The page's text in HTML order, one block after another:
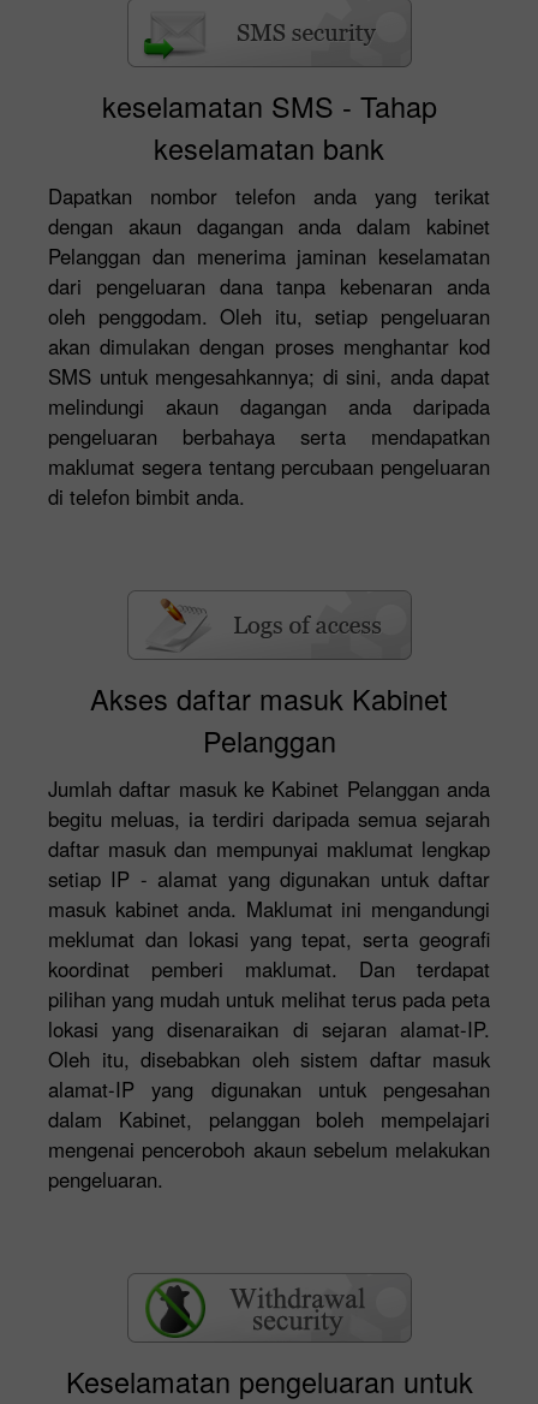
keselamatan SMS - Tahap
keselamatan bank
Dapatkan nombor telefon anda yang terikat
dengan akaun dagangan anda dalam kabinet
Pelanggan dan menerima jaminan keselamatan
dari pengeluaran dana tanpa kebenaran anda
oleh penggodam. Oleh itu, setiap pengeluaran
akan dimulakan dengan proses menghantar kod
SMS untuk mengesahkannya; di sini, anda dapat
melindungi akaun dagangan anda daripada
pengeluaran berbahaya serta mendapatkan
maklumat segera tentang percubaan pengeluaran
di telefon bimbit anda.
Akses daftar masuk Kabinet
Pelanggan
Jumlah daftar masuk ke Kabinet Pelanggan anda
begitu meluas, ia terdiri daripada semua sejarah
daftar masuk dan mempunyai maklumat lengkap
setiap IP - alamat yang digunakan untuk daftar
masuk kabinet anda. Maklumat ini mengandungi
meklumat dan lokasi yang tepat, serta geografi
koordinat pemberi maklumat. Dan terdapat
pilihan yang mudah untuk melihat terus pada peta
lokasi yang disenaraikan di sejaran alamat-IP.
Oleh itu, disebabkan oleh sistem daftar masuk
alamat-IP yang digunakan untuk pengesahan
dalam Kabinet, pelanggan boleh mempelajari
mengenai penceroboh akaun sebelum melakukan
pengeluaran.
Keselamatan pengeluaran untuk